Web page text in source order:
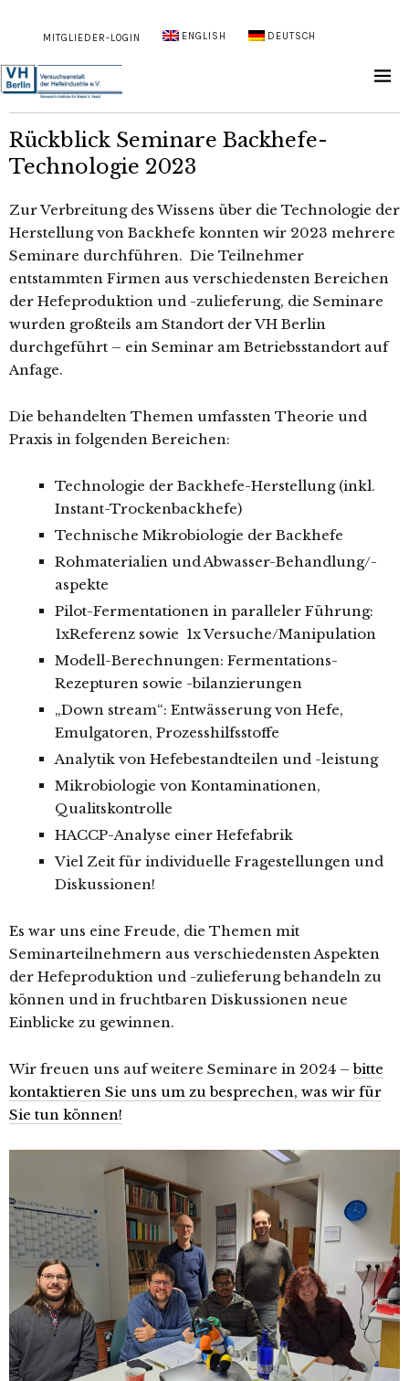
MITGLIEDER-LOGIN ENGLISH DEUTSCH
Rückblick Seminare Backhefe-
Technologie 2023
Zur Verbreitung des Wissens über die Technologie der
Herstellung von Backhefe konnten wir 2023 mehrere
Seminare durchführen. Die Teilnehmer
entstammten Firmen aus verschiedensten Bereichen
der Hefeproduktion und -zulieferung, die Seminare
wurden großteils am Standort der VH Berlin
durchgeführt – ein Seminar am Betriebsstandort auf
Anfage.
Die behandelten Themen umfassten Theorie und
Praxis in folgenden Bereichen:
Technologie der Backhefe-Herstellung (inkl.
Instant-Trockenbackhefe)
Technische Mikrobiologie der Backhefe
Rohmaterialien und Abwasser-Behandlung/-
aspekte
Pilot-Fermentationen in paralleler Führung:
1xReferenz sowie 1x Versuche/Manipulation
Modell-Berechnungen: Fermentations-
Rezepturen sowie -bilanzierungen
„Down stream“: Entwässerung von Hefe,
Emulgatoren, Prozesshilfsstoffe
Analytik von Hefebestandteilen und -leistung
Mikrobiologie von Kontaminationen,
Qualitskontrolle
HACCP-Analyse einer Hefefabrik
Viel Zeit für individuelle Fragestellungen und
Diskussionen!
Es war uns eine Freude, die Themen mit
Seminarteilnehmern aus verschiedensten Aspekten
der Hefeproduktion und -zulieferung behandeln zu
können und in fruchtbaren Diskussionen neue
Einblicke zu gewinnen.
Wir freuen uns auf weitere Seminare in 2024 –bitte
kontaktieren Sie uns um zu besprechen, was wir für
Sie tun können!